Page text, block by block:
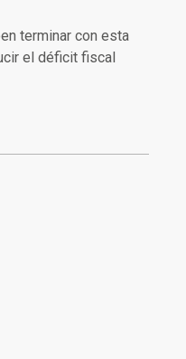
terminar con esta
el déficit fiscal